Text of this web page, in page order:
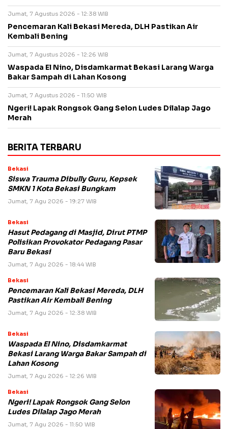
Jumat, 7 Agustus 2026 - 12:38 WIB
Pencemaran Kali Bekasi Mereda, DLH Pastikan Air
Kembali Bening
Jumat, 7 Agustus 2026 - 12:26 WIB
Waspada El Nino, Disdamkarmat Bekasi Larang Warga
Bakar Sampah di Lahan Kosong
Jumat, 7 Agustus 2026 - 11:50 WIB
Ngeri! Lapak Rongsok Gang Selon Ludes Dilalap Jago
Merah
BERITA TERBARU
Bekasi
Siswa Trauma Dibully Guru, Kepsek
SMKN 1 Kota Bekasi Bungkam
Jumat, 7 Agu 2026 - 19:27 WIB
Bekasi
Hasut Pedagang di Masjid, Dirut PTMP
Polisikan Provokator Pedagang Pasar
Baru Bekasi
Jumat, 7 Agu 2026 - 18:44 WIB
Bekasi
Pencemaran Kali Bekasi Mereda, DLH
Pastikan Air Kembali Bening
Jumat, 7 Agu 2026 - 12:38 WIB
Bekasi
Waspada El Nino, Disdamkarmat
Bekasi Larang Warga Bakar Sampah di
Lahan Kosong
Jumat, 7 Agu 2026 - 12:26 WIB
Bekasi
Ngeri! Lapak Rongsok Gang Selon
Ludes Dilalap Jago Merah
Jumat, 7 Agu 2026 - 11:50 WIB